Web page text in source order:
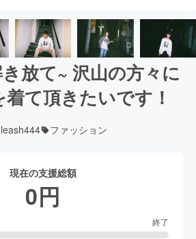
放て~ 沢山の方々に
て頂きたいです！
ファッション
現在の支援総額
0円
終了